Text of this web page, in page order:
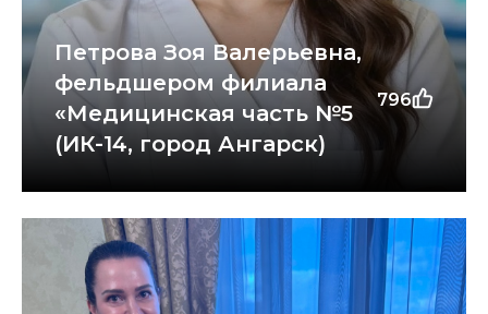
Петрова Зоя Валерьевна,
фельдшером филиала
«Медицинская часть №5
(ИК-14, город Ангарск)
796